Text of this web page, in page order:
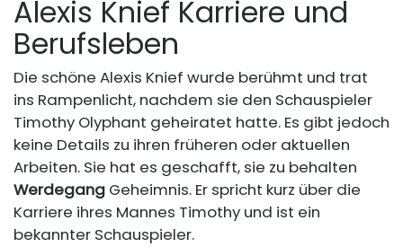
Alexis Knief Karriere und
Berufsleben
Die schöne Alexis Knief wurde berühmt und trat
ins Rampenlicht, nachdem sie den Schauspieler
Timothy Olyphant geheiratet hatte. Es gibt jedoch
keine Details zu ihren früheren oder aktuellen
Arbeiten. Sie hat es geschafft, sie zu behalten
Werdegang Geheimnis. Er spricht kurz über die
Karriere ihres Mannes Timothy und ist ein
bekannter Schauspieler.